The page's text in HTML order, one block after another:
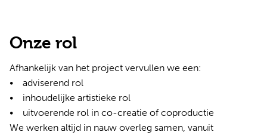
Onze rol
Afhankelijk van het project vervullen we een:
• adviserend rol
• inhoudelijke artistieke rol
• uitvoerende rol in co-creatie of coproductie
We werken altijd in nauw overleg samen, vanuit